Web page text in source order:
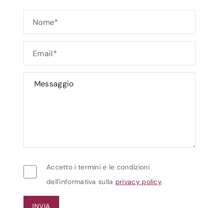
Accetto i termini e le condizioni
dell'informativa sulla privacy policy.